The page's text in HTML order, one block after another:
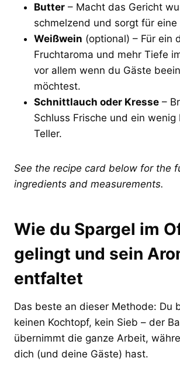
Butter – Macht das Gericht
schmelzend und sorgt für
Weißwein (optional) – Für ein
Fruchtaroma und mehr Tiefe
vor allem wenn du Gäste
möchtest.
Schnittlauch oder Kresse –
Schluss Frische und ein wenig
Teller.
See the recipe card below for the
ingredients and measurements.
Wie du Spargel im
gelingt und sein
entfaltet
Das beste an dieser Methode: Du
keinen Kochtopf, kein Sieb – der
übernimmt die ganze Arbeit,
dich (und deine Gäste) hast.